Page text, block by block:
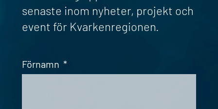
senaste inom nyheter, projekt och
event för Kvarkenregionen.
Förnamn *